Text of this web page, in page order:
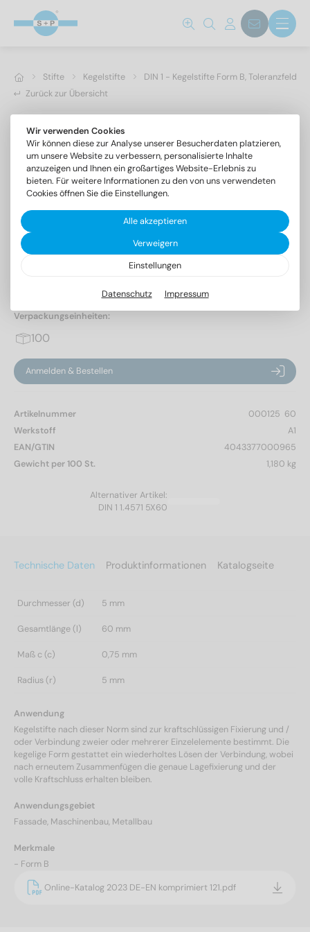
Stifte Kegelstifte
DIN 1 - Kegelstifte Form B, Toleranzfeld
Zurück zur Übersicht
Kegelstifte Form B, Toleranzfeld h10
Verpackungseinheiten:
100
Anmelden & Bestellen
Artikelnummer
000125  60
Werkstoff
A1
EAN/GTIN
4043377000965
Gewicht per 100 St.
1,180 kg
Alternativer Artikel:
DIN 1 1.4571 5X60
Technische Daten Produktinformationen Katalogseite
Durchmesser (d) 5 mm
Gesamtlänge (l) 60 mm
Maß c (c) 0,75 mm
Radius (r) 5 mm
Anwendung
Kegelstifte nach dieser Norm sind zur kraftschlüssigen Fixierung und /
oder Verbindung zweier oder mehrerer Einzelelemente bestimmt. Die
kegelige Form gestattet ein wiederholtes Lösen der Verbindung, wobei
nach erneutem Zusammenfügen die genaue Lagefixierung und der
volle Kraftschluss erhalten bleiben.
Anwendungsgebiet
Fassade, Maschinenbau, Metallbau
Merkmale
- Form B
Online-Katalog 2023 DE-EN komprimiert 121.pdf
Wir verwenden Cookies
Wir können diese zur Analyse unserer Besucherdaten platzieren,
um unsere Website zu verbessern, personalisierte Inhalte
anzuzeigen und Ihnen ein großartiges Website-Erlebnis zu
bieten. Für weitere Informationen zu den von uns verwendeten
Cookies öffnen Sie die Einstellungen.
Alle akzeptieren
Verweigern
Einstellungen
Datenschutz Impressum